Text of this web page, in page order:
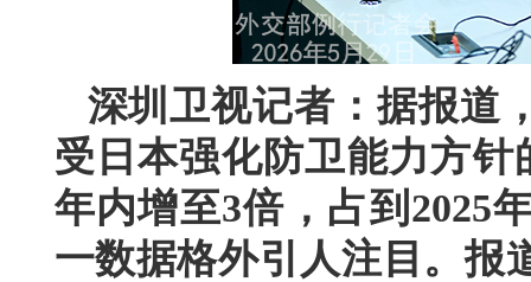
深圳卫视记者：据报道
受日本强化防卫能力方
年内增至3倍，占到2025
一数据格外引人注目。报